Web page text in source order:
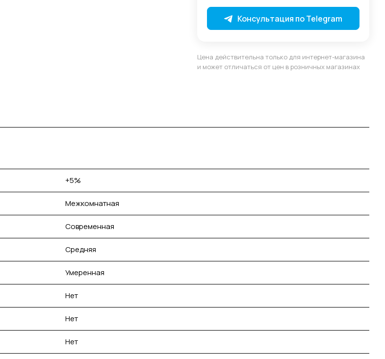
Консультация по Telegram
Цена действительна только для интернет-магазина
и может отличаться от цен в розничных магазинах
+5%
Межкомнатная
Современная
Средняя
Умеренная
Нет
Нет
Нет